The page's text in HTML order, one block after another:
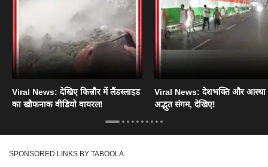
Viral News: देखिए किन्नौर में लैंडस्लाइड
का खौफनाक वीडियो वायरल!
Viral News: देशभक्ति और आस्था
अद्भुत संगम, देखिए!
SPONSORED LINKS BY TABOOLA